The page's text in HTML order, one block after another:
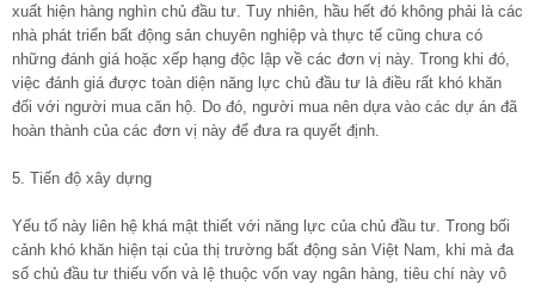
xuất hiện hàng nghìn chủ đầu tư. Tuy nhiên, hầu hết đó không phải là các
nhà phát triển bất động sản chuyên nghiệp và thực tế cũng chưa có
những đánh giá hoặc xếp hạng độc lập về các đơn vị này. Trong khi đó,
việc đánh giá được toàn diện năng lực chủ đầu tư là điều rất khó khăn
đối với người mua căn hộ. Do đó, người mua nên dựa vào các dự án đã
hoàn thành của các đơn vị này để đưa ra quyết định.
5. Tiến độ xây dựng
Yếu tố này liên hệ khá mật thiết với năng lực của chủ đầu tư. Trong bối
cảnh khó khăn hiện tại của thị trường bất động sản Việt Nam, khi mà đa
số chủ đầu tư thiếu vốn và lệ thuộc vốn vay ngân hàng, tiêu chí này vô